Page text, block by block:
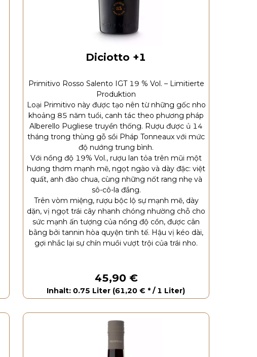
Diciotto +1
Primitivo Rosso Salento IGT 19 % Vol. – Limitierte
Produktion
Loại Primitivo này được tạo nên từ những gốc nho
khoảng 85 năm tuổi, canh tác theo phương pháp
Alberello Pugliese truyền thống. Rượu được ủ 14
tháng trong thùng gỗ sồi Pháp Tonneaux với mức
độ nướng trung bình.
Với nồng độ 19% Vol., rượu lan tỏa trên mũi một
hương thơm mạnh mẽ, ngọt ngào và dày đặc: việt
quất, anh đào chua, cùng những nốt rang nhẹ và
sô-cô-la đắng.
Trên vòm miệng, rượu bộc lộ sự mạnh mẽ, dày
dặn, vị ngọt trái cây nhanh chóng nhường chỗ cho
sức mạnh ấn tượng của nồng độ cồn, được cân
bằng bởi tannin hòa quyện tinh tế. Hậu vị kéo dài,
gợi nhắc lại sự chín muồi vượt trội của trái nho.
45,90 €
Inhalt: 0.75 Liter (61,20 € * / 1 Liter)